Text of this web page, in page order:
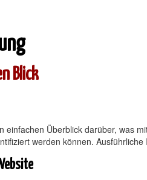
Blick
einfachen Überblick darüber, was
werden können.